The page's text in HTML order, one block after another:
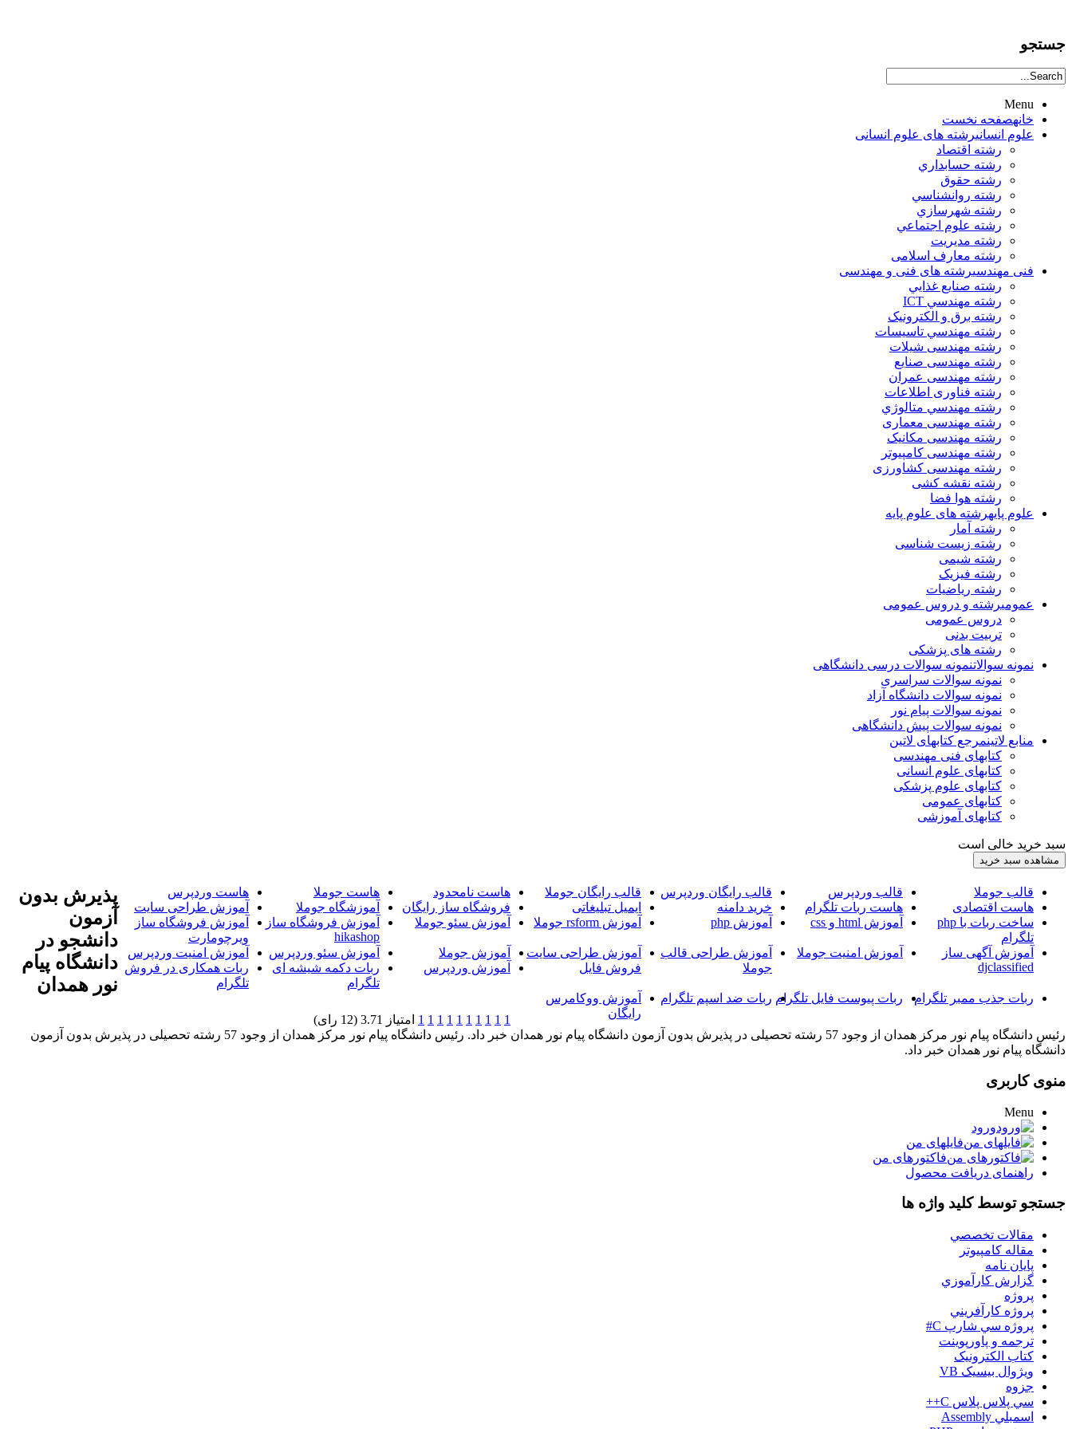
جستجو
Menu
خانهصفحه نخست
علوم انسانيرشته های علوم انسانی
رشته اقتصاد
رشته حسابداري
رشته حقوق
رشته روانشناسي
رشته شهرسازي
رشته علوم اجتماعي
رشته مديريت
رشته معارف اسلامی
فنی مهندسیرشته های فنی و مهندسی
رشته صنايع غذايي
رشته مهندسي ICT
رشته برق و الکترونيک
رشته مهندسي تاسيسات
رشته مهندسی شیلات
رشته مهندسی صنایع
رشته مهندسی عمران
رشته فناوری اطلاعات
رشته مهندسي متالوژي
رشته مهندسی معماری
رشته مهندسی مکانیک
رشته مهندسی کامپیوتر
رشته مهندسی کشاورزی
رشته نقشه کشی
رشته هوا فضا
علوم پایهرشته های علوم پایه
رشته آمار
رشته زیست شناسی
رشته شیمی
رشته فیزیک
رشته ریاضیات
عمومیرشته و دروس عمومی
دروس عمومی
تربیت بدنی
رشته های پزشکی
نمونه سوالاتنمونه سوالات درسی دانشگاهی
نمونه سوالات سراسری
نمونه سوالات دانشگاه آزاد
نمونه سوالات پیام نور
نمونه سوالات پیش دانشگاهی
منابع لاتینمرجع کتابهای لاتین
کتابهای فنی مهندسی
کتابهای علوم انسانی
کتابهای علوم پزشکی
کتابهای عمومی
کتابهای آموزشی
سبد خرید خالی است
قالب جوملا قالب وردپرس قالب رایگان وردپرس قالب رایگان جوملا هاست نامحدود هاست جوملا
هاست وردپرس
هاست اقتصادی
هاست ربات تلگرام خرید دامنه ایمیل تبلیغاتی فروشگاه ساز رایگان آموزشگاه جوملا
آموزش طراحی سایت
ساخت ربات با php
تلگرام
آموزش html و css آموزش php آموزش rsform جوملا آموزش سئو جوملا
آموزش فروشگاه ساز
hikashop
آموزش فروشگاه ساز
ویرچومارت
آموزش آگهی ساز
djclassified
آموزش امنیت جوملا
آموزش طراحی قالب
جوملا
آموزش طراحی سایت
فروش فایل
آموزش جوملا آموزش سئو وردپرس
آموزش امنیت وردپرس
آموزش وردپرس
ربات دکمه شیشه ای
تلگرام
ربات همکاری در فروش
تلگرام
ربات جذب ممبر تلگرام
ربات پیوست فایل تلگرام ربات ضد اسپم تلگرام
آموزش ووکامرس
رایگان
پذیرش بدون
آزمون
دانشجو در
دانشگاه پیام
نور همدان
1
1
1
1
1
1
1
1
1
1 امتیاز 3.71 (12 رای)
رئیس دانشگاه پیام نور مرکز همدان از وجود 57 رشته تحصیلی در پذیرش بدون آزمون دانشگاه پیام نور همدان خبر داد. رئیس دانشگاه پیام نور مرکز همدان از وجود 57 رشته تحصیلی در پذیرش بدون آزمون
دانشگاه پیام نور همدان خبر داد.
منوی کاربری
Menu
ورود
فایلهای من
فاکتورهای من
راهنمای دریافت محصول
جستجو توسط کلید واژه ها
مقالات تخصصي
مقاله کامپیوتر
پایان نامه
گزارش کارآموزي
پروژه
پروژه کارآفريني
پروژه سي شارپ C#
ترجمه و پاورپوينت
کتاب الکترونيک
ويژوال بيسيک VB
جزوه
سي پلاس پلاس C++
اسمبلي Assembly